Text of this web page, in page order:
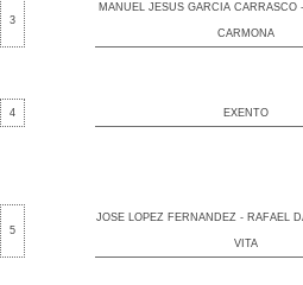
3
MANUEL JESUS GARCIA CARRASCO
CARMONA
4 EXENTO
5
JOSE LOPEZ FERNANDEZ - RAFAEL
VITA